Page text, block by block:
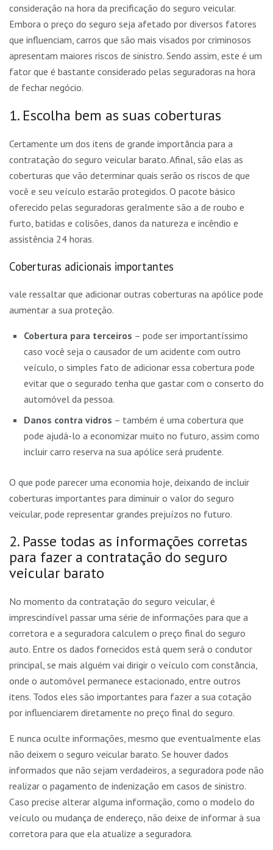
consideração na hora da precificação do seguro veicular.
Embora o preço do seguro seja afetado por diversos fatores
que influenciam, carros que são mais visados por criminosos
apresentam maiores riscos de sinistro. Sendo assim, este é um
fator que é bastante considerado pelas seguradoras na hora
de fechar negócio.
1. Escolha bem as suas coberturas
Certamente um dos itens de grande importância para a
contratação do seguro veicular barato. Afinal, são elas as
coberturas que vão determinar quais serão os riscos de que
você e seu veículo estarão protegidos. O pacote básico
oferecido pelas seguradoras geralmente são a de roubo e
furto, batidas e colisões, danos da natureza e incêndio e
assistência 24 horas.
Coberturas adicionais importantes
vale ressaltar que adicionar outras coberturas na apólice pode
aumentar a sua proteção.
Cobertura para terceiros – pode ser importantíssimo
caso você seja o causador de um acidente com outro
veículo, o simples fato de adicionar essa cobertura pode
evitar que o segurado tenha que gastar com o conserto do
automóvel da pessoa.
Danos contra vidros – também é uma cobertura que
pode ajudá-lo a economizar muito no futuro, assim como
incluir carro reserva na sua apólice será prudente.
O que pode parecer uma economia hoje, deixando de incluir
coberturas importantes para diminuir o valor do seguro
veicular, pode representar grandes prejuízos no futuro.
2. Passe todas as informações corretas
para fazer a contratação do seguro
veicular barato
No momento da contratação do seguro veicular, é
imprescindível passar uma série de informações para que a
corretora e a seguradora calculem o preço final do seguro
auto. Entre os dados fornecidos está quem será o condutor
principal, se mais alguém vai dirigir o veículo com constância,
onde o automóvel permanece estacionado, entre outros
itens. Todos eles são importantes para fazer a sua cotação
por influenciarem diretamente no preço final do seguro.
E nunca oculte informações, mesmo que eventualmente elas
não deixem o seguro veicular barato. Se houver dados
informados que não sejam verdadeiros, a seguradora pode não
realizar o pagamento de indenização em casos de sinistro.
Caso precise alterar alguma informação, como o modelo do
veículo ou mudança de endereço, não deixe de informar à sua
corretora para que ela atualize a seguradora.